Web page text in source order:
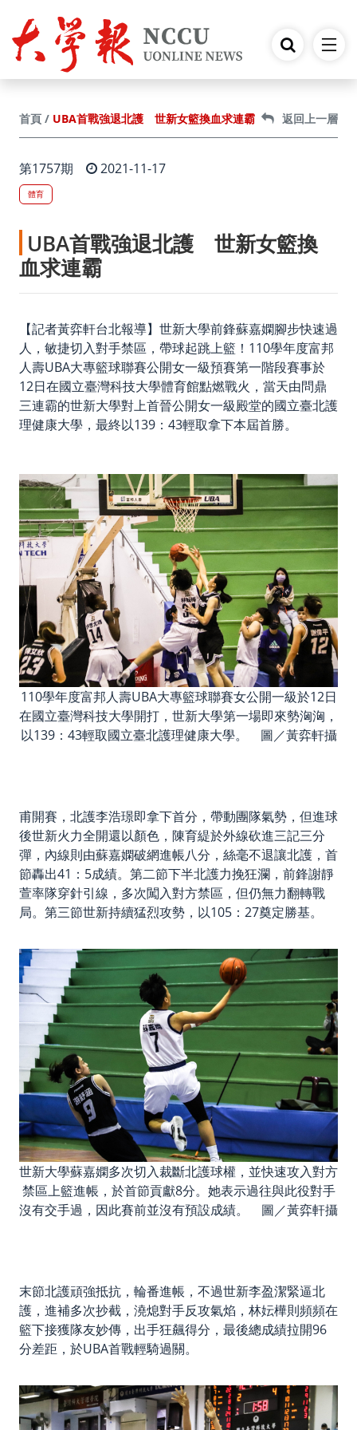
首頁 UBA首戰強退北護 世新女籃換血求連霸 返回上一層
第1757期 2021-11-17
體育
UBA首戰強退北護 世新女籃換
血求連霸
【記者黃弈軒台北報導】世新大學前鋒蘇嘉嫻腳步快速過
人，敏捷切入對手禁區，帶球起跳上籃！110學年度富邦
人壽UBA大專籃球聯賽公開女一級預賽第一階段賽事於
12日在國立臺灣科技大學體育館點燃戰火，當天由問鼎
三連霸的世新大學對上首晉公開女一級殿堂的國立臺北護
理健康大學，最終以139：43輕取拿下本屆首勝。
110學年度富邦人壽UBA大專籃球聯賽女公開一級於12日
在國立臺灣科技大學開打，世新大學第一場即來勢洶洶，
以139：43輕取國立臺北護理健康大學。 圖／黃弈軒攝
甫開賽，北護李浩璟即拿下首分，帶動團隊氣勢，但進球
後世新火力全開還以顏色，陳育緹於外線砍進三記三分
彈，內線則由蘇嘉嫻破網進帳八分，絲毫不退讓北護，首
節轟出41：5成績。第二節下半北護力挽狂瀾，前鋒謝靜
萱率隊穿針引線，多次闖入對方禁區，但仍無力翻轉戰
局。第三節世新持續猛烈攻勢，以105：27奠定勝基。
世新大學蘇嘉嫻多次切入裁斷北護球權，並快速攻入對方
禁區上籃進帳，於首節貢獻8分。她表示過往與此役對手
沒有交手過，因此賽前並沒有預設成績。 圖／黃弈軒攝
末節北護頑強抵抗，輪番進帳，不過世新李盈潔緊逼北
護，進補多次抄截，澆熄對手反攻氣焰，林妘樺則頻頻在
籃下接獲隊友妙傳，出手狂飆得分，最後總成績拉開96
分差距，於UBA首戰輕騎過關。